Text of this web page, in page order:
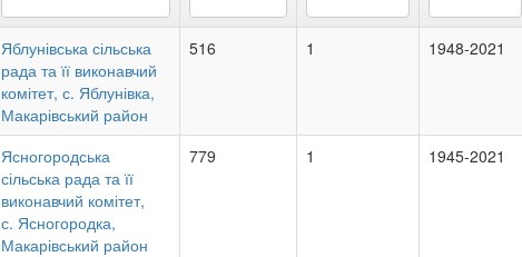
Яблунівська сільська
рада та її виконавчий
комітет, с. Яблунівка,
Макарівський район
516 1 1948-2021
Ясногородська
сільська рада та її
виконавчий комітет,
с. Ясногородка,
Макарівський район
779 1 1945-2021